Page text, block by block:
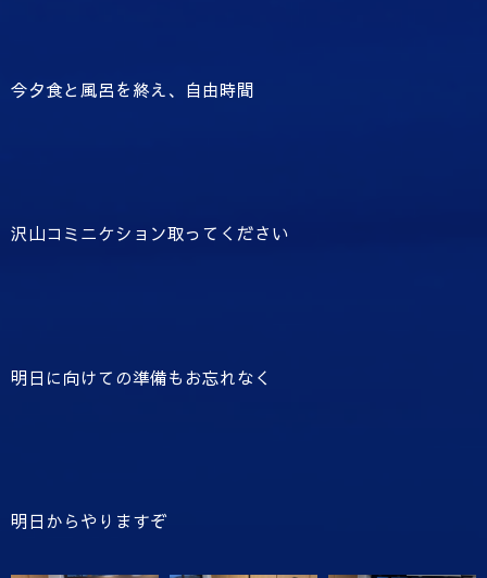
今夕食と風呂を終え、自由時間
沢山コミニケション取ってください
明日に向けての準備もお忘れなく
明日からやりますぞ